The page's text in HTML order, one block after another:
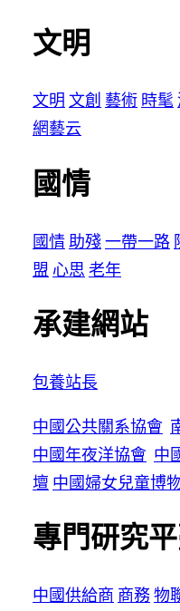
文明
文明 文創 藝術 時髦
網藝云
國情
國情助殘一帶一路
盟 心思 老年
承建網站
包養站長
中國公共關系協會
中國年夜洋協會 中
壇 中國婦女兒童博
專門研究
中國供給商 商務物